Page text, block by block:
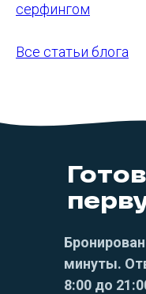
серфингом
Все статьи блога
минуты.
8:00 до